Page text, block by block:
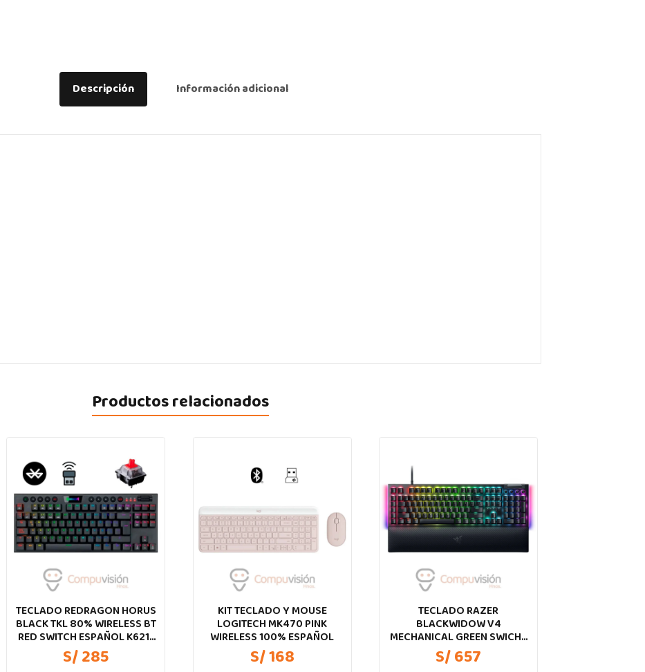
Descripción Información adicional
Productos relacionados
TECLADO REDRAGON HORUS
BLACK TKL 80% WIRELESS BT
RED SWITCH ESPAÑOL K621-
RGB-SP
S/ 285
KIT TECLADO Y MOUSE
LOGITECH MK470 PINK
WIRELESS 100% ESPAÑOL
S/ 168
TECLADO RAZER
BLACKWIDOW V4
MECHANICAL GREEN SWICHT
100% US CHROMA
S/ 657